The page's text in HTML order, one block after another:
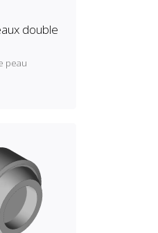
double
peau